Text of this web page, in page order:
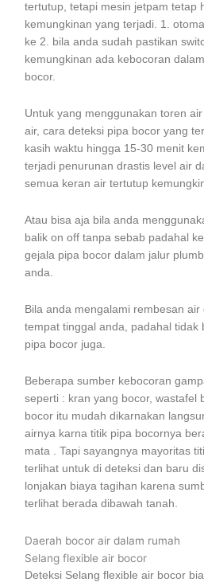
tertutup, tetapi mesin jetpam tetap
kemungkinan yang terjadi. 1.
ke 2. bila anda sudah pastikan
kemungkinan ada kebocoran
bocor.
Untuk yang menggunakan toren
air, cara deteksi pipa bocor yang
kasih waktu hingga 15-30 menit
terjadi penurunan drastis level air
semua keran air tertutup
Atau bisa aja bila anda
balik on off tanpa sebab padahal
gejala pipa bocor dalam jalur
anda.
Bila anda mengalami rembesan
tempat tinggal anda, padahal tidak
pipa bocor juga.
Beberapa sumber kebocoran
seperti : kran yang bocor, wastafel
bocor itu mudah dikarnakan
airnya karna titik pipa bocornya
mata . Tapi sayangnya mayoritas
terlihat untuk di deteksi dan baru
lonjakan biaya tagihan karena
terlihat berada dibawah tanah.
Daerah bocor air dalam rumah
Selang flexible air bocor
Deteksi Selang flexible air bocor